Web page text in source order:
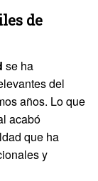
de
se ha
del
años. Lo que
acabó
que ha
y